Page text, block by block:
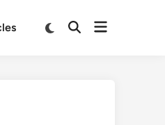
SwitchOpenOpen